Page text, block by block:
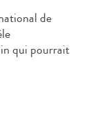
de
qui pourrait